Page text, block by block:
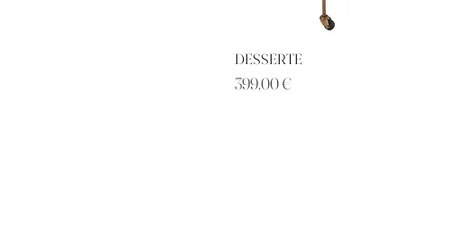
DESSERTE
Prix
399,00 €